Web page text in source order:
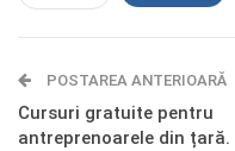
Telegram OK.ru
POSTAREA ANTERIOARĂ
Cursuri gratuite pentru
antreprenoarele din țară.